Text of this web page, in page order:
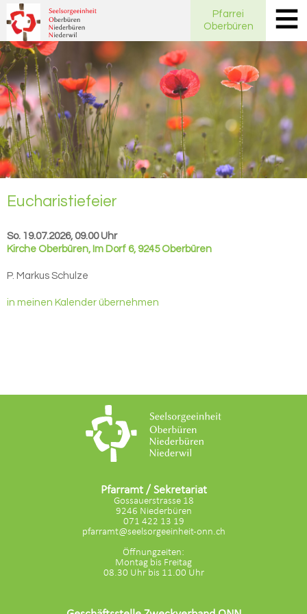
Pfarrei
Oberbüren
Eu­cha­ris­tie­fei­er
So. 19.07.2026, 09.00 Uhr
Kirche Oberbüren, Im Dorf 6, 9245 Oberbüren
P. Markus Schulze
in meinen Kalender übernehmen
Pfarramt / Sekretariat
Gossauerstrasse 18
9246 Niederbüren
071 422 13 19
pfarramt@seelsorgeeinheit-onn.ch
Öffnungzeiten:
Montag bis Freitag
08.30 Uhr bis 11.00 Uhr